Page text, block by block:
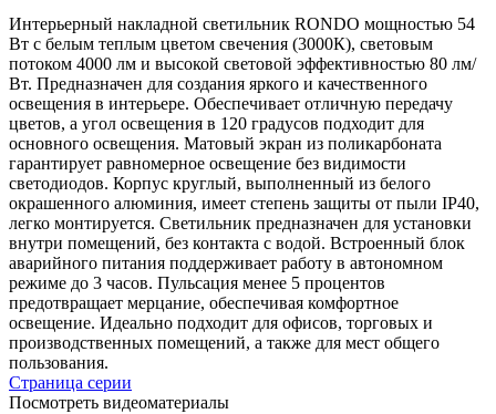
Интерьерный накладной светильник RONDO мощностью 54
Вт с белым теплым цветом свечения (3000К), световым
потоком 4000 лм и высокой световой эффективностью 80 лм/
Вт. Предназначен для создания яркого и качественного
освещения в интерьере. Обеспечивает отличную передачу
цветов, а угол освещения в 120 градусов подходит для
основного освещения. Матовый экран из поликарбоната
гарантирует равномерное освещение без видимости
светодиодов. Корпус круглый, выполненный из белого
окрашенного алюминия, имеет степень защиты от пыли IP40,
легко монтируется. Светильник предназначен для установки
внутри помещений, без контакта с водой. Встроенный блок
аварийного питания поддерживает работу в автономном
режиме до 3 часов. Пульсация менее 5 процентов
предотвращает мерцание, обеспечивая комфортное
освещение. Идеально подходит для офисов, торговых и
производственных помещений, а также для мест общего
пользования.
Страница серии
Посмотреть видеоматериалы